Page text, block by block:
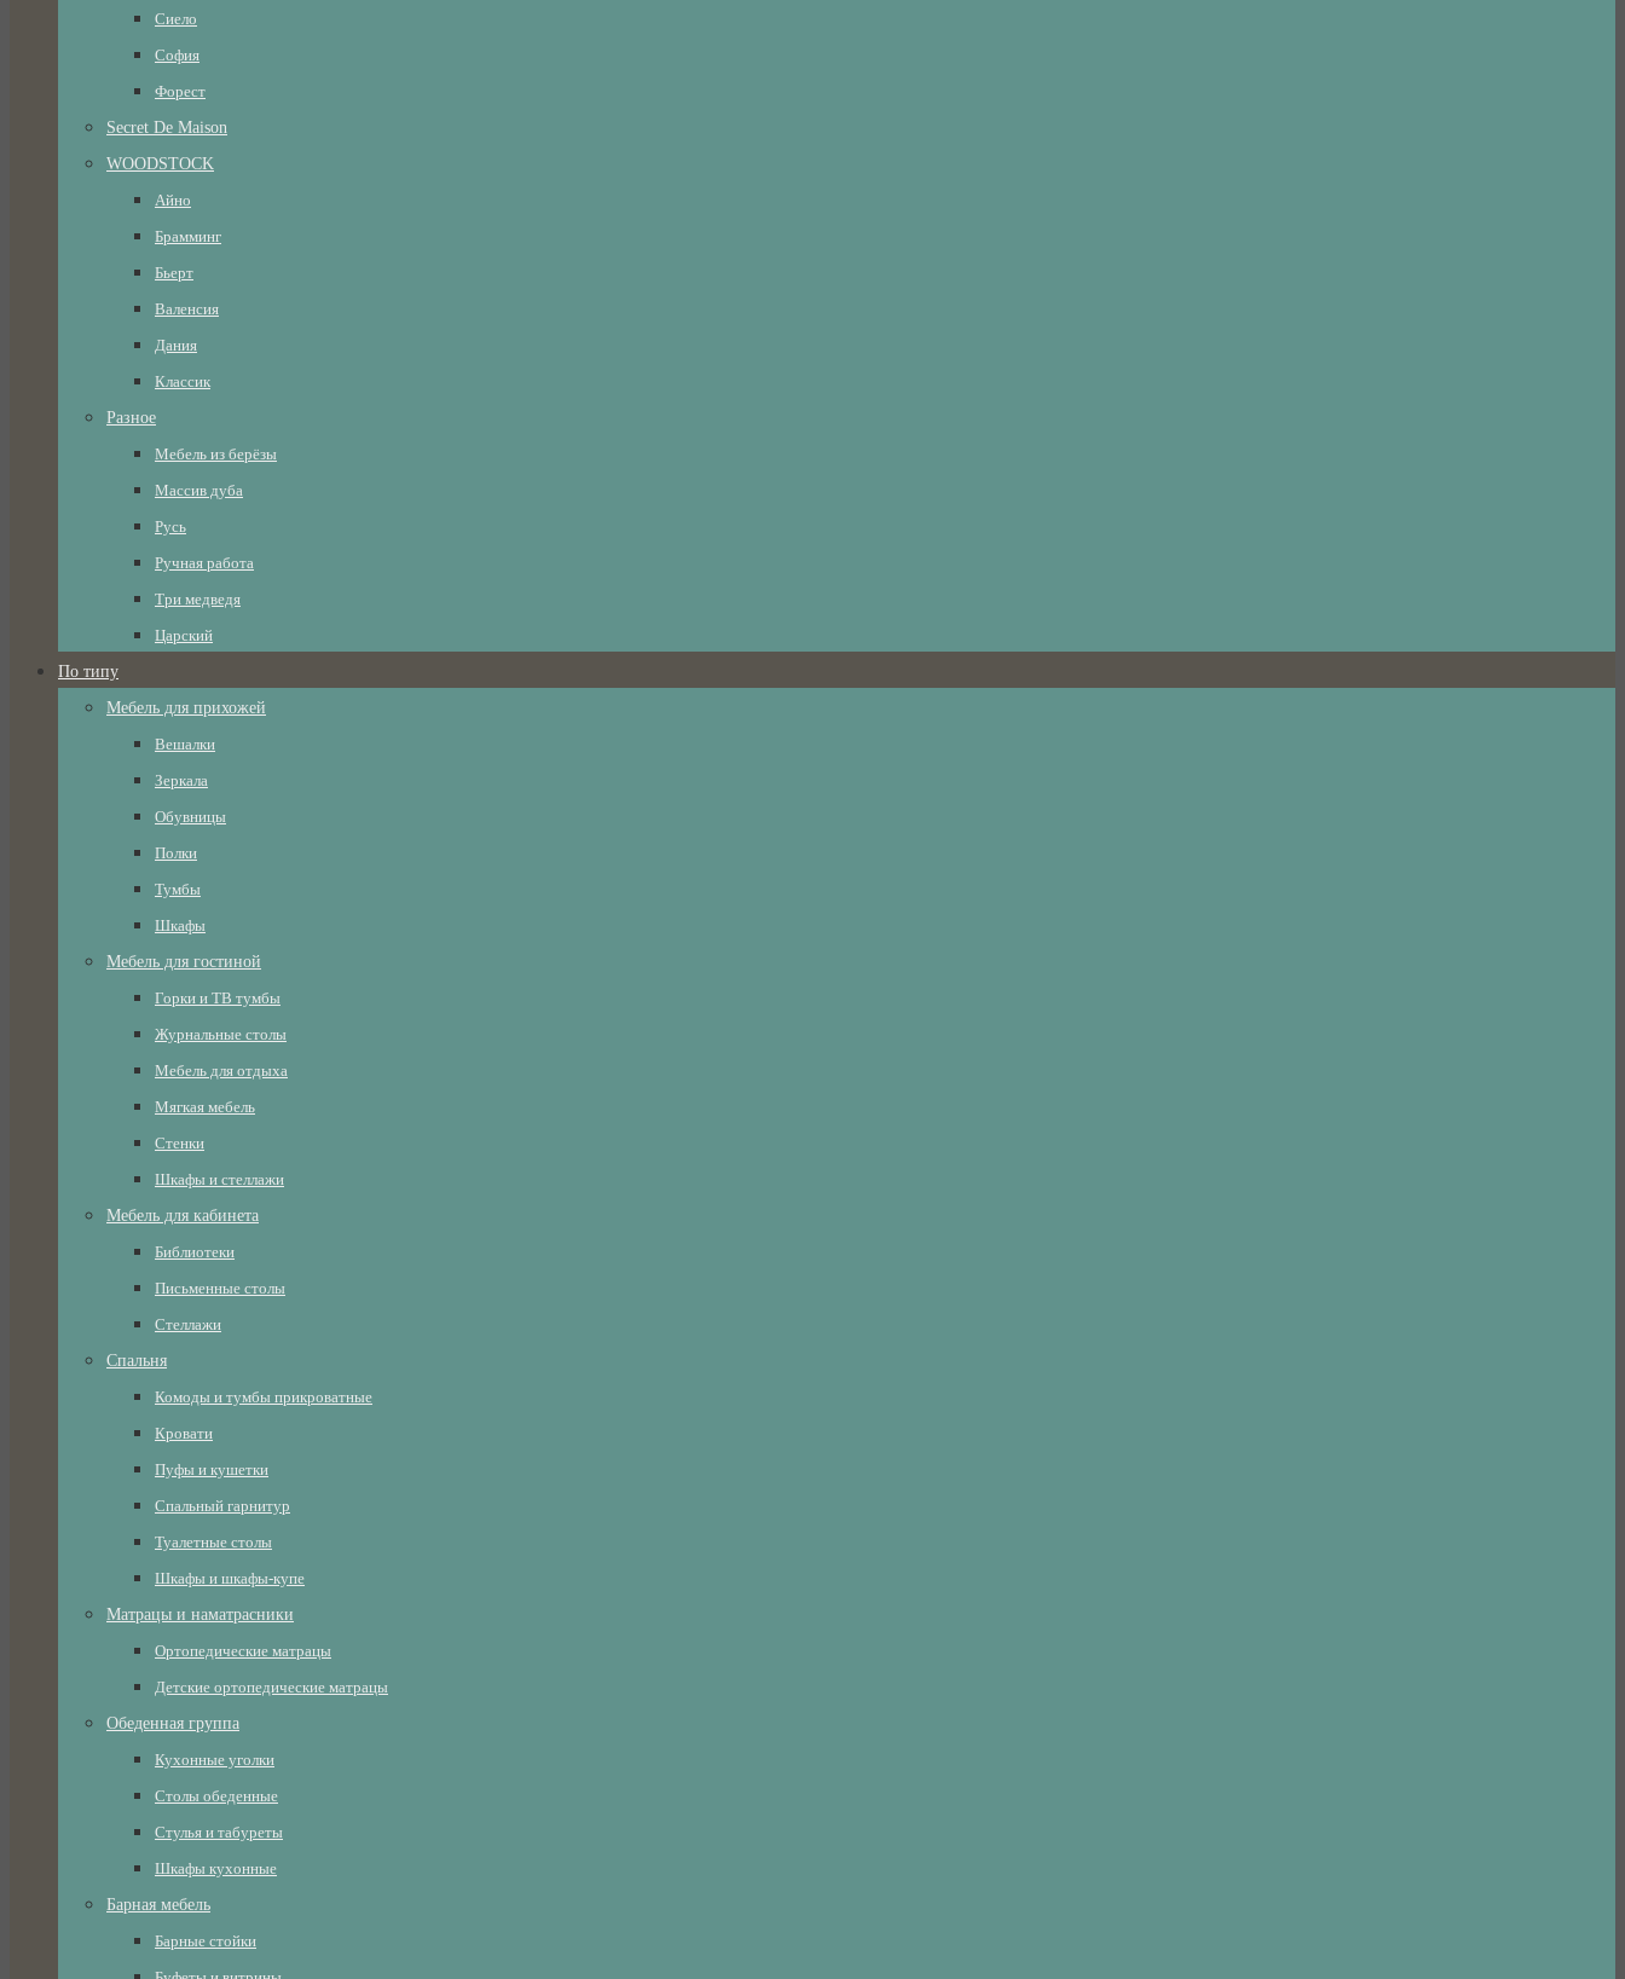
Сиело
София
Форест
Secret De Maison
WOODSTOCK
Айно
Брамминг
Бьерт
Валенсия
Дания
Классик
Разное
Мебель из берёзы
Массив дуба
Русь
Ручная работа
Три медведя
Царский
По типу
Мебель для прихожей
Вешалки
Зеркала
Обувницы
Полки
Тумбы
Шкафы
Мебель для гостиной
Горки и ТВ тумбы
Журнальные столы
Мебель для отдыха
Мягкая мебель
Стенки
Шкафы и стеллажи
Мебель для кабинета
Библиотеки
Письменные столы
Стеллажи
Спальня
Комоды и тумбы прикроватные
Кровати
Пуфы и кушетки
Спальный гарнитур
Туалетные столы
Шкафы и шкафы-купе
Матрацы и наматрасники
Ортопедические матрацы
Детские ортопедические матрацы
Обеденная группа
Кухонные уголки
Столы обеденные
Стулья и табуреты
Шкафы кухонные
Барная мебель
Барные стойки